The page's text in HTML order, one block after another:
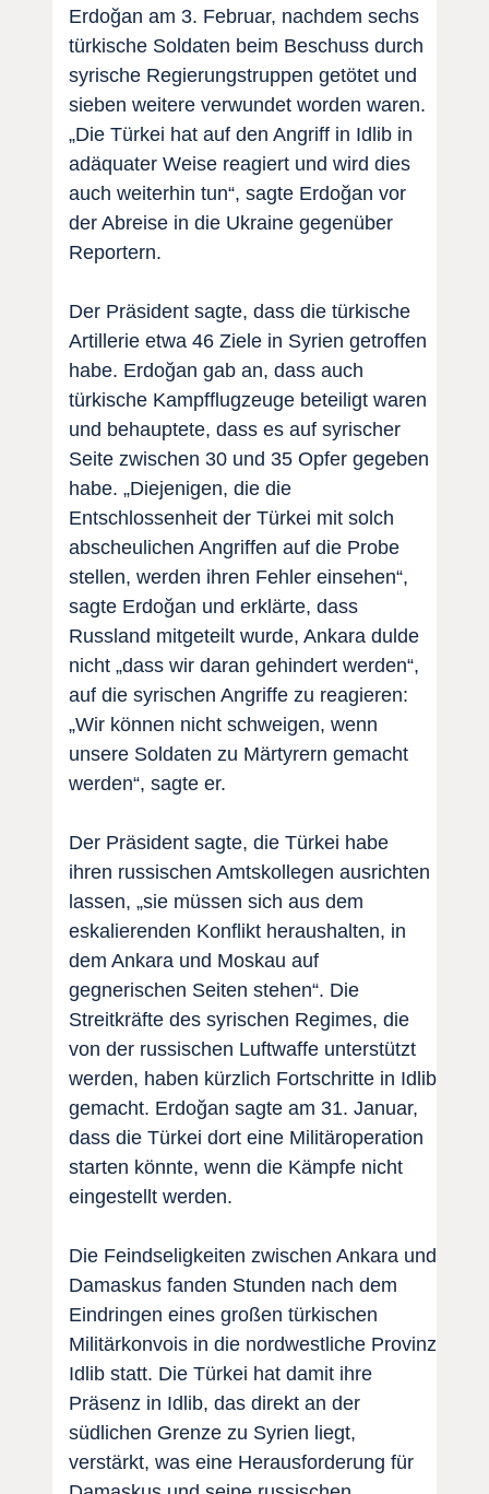
Erdoğan am 3. Februar, nachdem sechs
türkische Soldaten beim Beschuss durch
syrische Regierungstruppen getötet und
sieben weitere verwundet worden waren.
„Die Türkei hat auf den Angriff in Idlib in
adäquater Weise reagiert und wird dies
auch weiterhin tun“, sagte Erdoğan vor
der Abreise in die Ukraine gegenüber
Reportern.
Der Präsident sagte, dass die türkische
Artillerie etwa 46 Ziele in Syrien getroffen
habe. Erdoğan gab an, dass auch
türkische Kampfflugzeuge beteiligt waren
und behauptete, dass es auf syrischer
Seite zwischen 30 und 35 Opfer gegeben
habe. „Diejenigen, die die
Entschlossenheit der Türkei mit solch
abscheulichen Angriffen auf die Probe
stellen, werden ihren Fehler einsehen“,
sagte Erdoğan und erklärte, dass
Russland mitgeteilt wurde, Ankara dulde
nicht „dass wir daran gehindert werden“,
auf die syrischen Angriffe zu reagieren:
„Wir können nicht schweigen, wenn
unsere Soldaten zu Märtyrern gemacht
werden“, sagte er.
Der Präsident sagte, die Türkei habe
ihren russischen Amtskollegen ausrichten
lassen, „sie müssen sich aus dem
eskalierenden Konflikt heraushalten, in
dem Ankara und Moskau auf
gegnerischen Seiten stehen“. Die
Streitkräfte des syrischen Regimes, die
von der russischen Luftwaffe unterstützt
werden, haben kürzlich Fortschritte in Idlib
gemacht. Erdoğan sagte am 31. Januar,
dass die Türkei dort eine Militäroperation
starten könnte, wenn die Kämpfe nicht
eingestellt werden.
Die Feindseligkeiten zwischen Ankara und
Damaskus fanden Stunden nach dem
Eindringen eines großen türkischen
Militärkonvois in die nordwestliche Provinz
Idlib statt. Die Türkei hat damit ihre
Präsenz in Idlib, das direkt an der
südlichen Grenze zu Syrien liegt,
verstärkt, was eine Herausforderung für